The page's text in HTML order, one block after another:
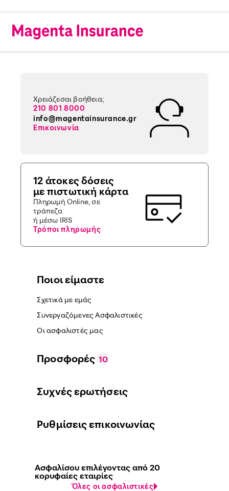
Ποιοι είμαστε
Σχετικά με εμάς
Συνεργαζόμενες Ασφαλιστικές
Οι ασφαλιστές μας
Προσφορές 10
Συχνές ερωτήσεις
Ρυθμίσεις επικοινωνίας
Ασφαλίσου επιλέγοντας από 20
κορυφαίες εταιρίες
Όλες οι ασφαλιστικές
Χρειάζεσαι βοήθεια;
210 801 8000
info@magentainsurance.gr
Επικοινωνία
12 άτοκες δόσεις
με πιστωτική κάρτα
Πληρωμή Online, σε
τράπεζα
ή μέσω IRIS
Τρόποι πληρωμής